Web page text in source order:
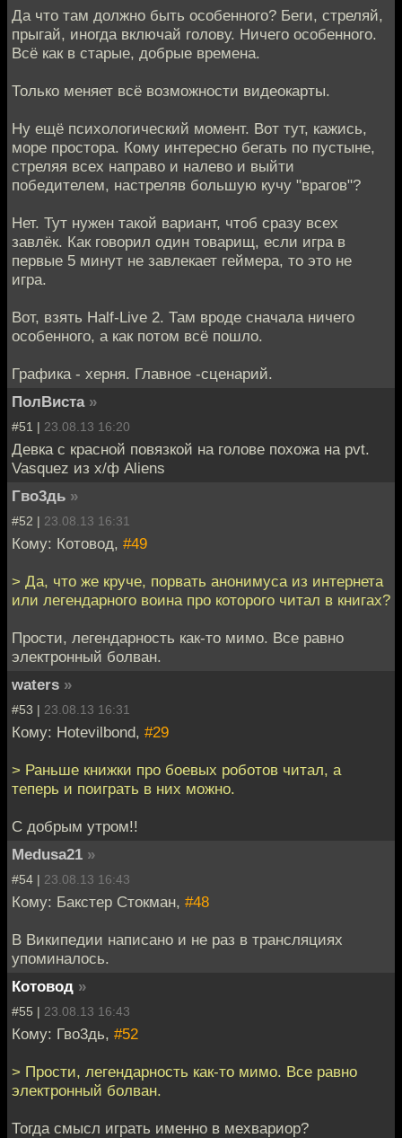
Да что там должно быть особенного? Беги, стреляй,
прыгай, иногда включай голову. Ничего особенного.
Всё как в старые, добрые времена.
Только меняет всё возможности видеокарты.
Ну ещё психологический момент. Вот тут, кажись,
море простора. Кому интересно бегать по пустыне,
стреляя всех направо и налево и выйти
победителем, настреляв большую кучу "врагов"?
Нет. Тут нужен такой вариант, чтоб сразу всех
завлёк. Как говорил один товарищ, если игра в
первые 5 минут не завлекает геймера, то это не
игра.
Вот, взять Half-Live 2. Там вроде сначала ничего
особенного, а как потом всё пошло.
Графика - херня. Главное -сценарий.
ПолВиста »
#51 | 23.08.13 16:20
Девка с красной повязкой на голове похожа на pvt.
Vasquez из х/ф Aliens
Гво3дь »
#52 | 23.08.13 16:31
Кому: Котовод, #49
> Да, что же круче, порвать анонимуса из интернета
или легендарного воина про которого читал в книгах?
Прости, легендарность как-то мимо. Все равно
электронный болван.
waters »
#53 | 23.08.13 16:31
Кому: Hotevilbond, #29
> Раньше книжки про боевых роботов читал, а
теперь и поиграть в них можно.
С добрым утром!!
Medusa21 »
#54 | 23.08.13 16:43
Кому: Бакстер Стокман, #48
В Википедии написано и не раз в трансляциях
упоминалось.
Котовод »
#55 | 23.08.13 16:43
Кому: Гво3дь, #52
> Прости, легендарность как-то мимо. Все равно
электронный болван.
Тогда смысл играть именно в мехвариор?